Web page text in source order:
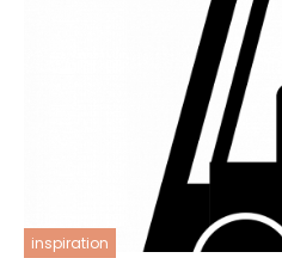
inspiration